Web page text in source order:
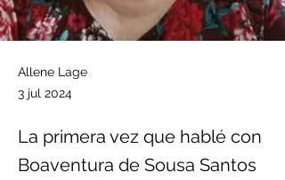
Allene Lage
3 jul 2024
La primera vez que hablé con
Boaventura de Sousa Santos